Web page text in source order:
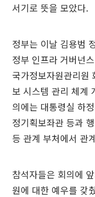
서기로 뜻을 모았다.
정부는 이날 김용범
정부 인프라 거버넌
국가정보자원관리원
보 시스템 관리 체계
의에는 대통령실 하
정기획보좌관 등과
등 관계 부처에서 관
참석자들은 회의에
원에 대한 예우를 갖